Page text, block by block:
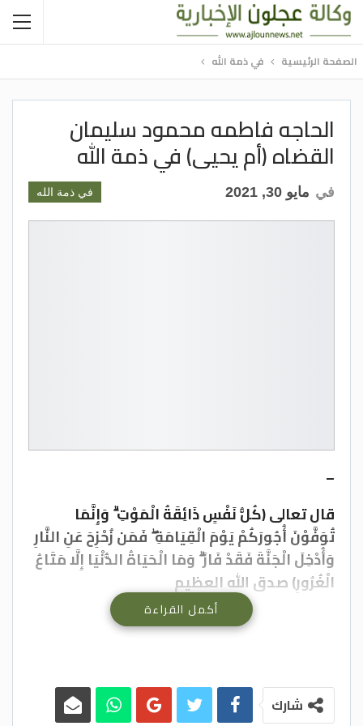
الصفحة الرئيسية في ذمة الله
الحاجه فاطمه محمود سليمان
القضاه (أم يحيى) في ذمة الله
في ذمة الله في مايو 30, 2021
–
قال تعالى (كُلُّ نَفْسٍ ذَائِقَةُ الْمَوْتِ ۗ وَإِنَّمَا
تُوَفَّوْنَ أُجُورَكُمْ يَوْمَ الْقِيَامَةِ ۖ فَمَن زُحْزِحَ عَنِ النَّارِ
وَأُدْخِلَ الْجَنَّةَ فَقَدْ فَازَ ۗ وَمَا الْحَيَاةُ الدُّنْيَا إِلَّا مَتَاعُ
الْغُرُورِ) صدق الله العظيم
يحيى) والدة المهندس كمال البعول
أكمل القراءة
شارك